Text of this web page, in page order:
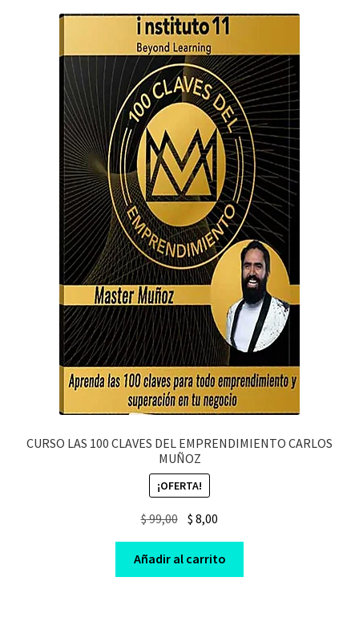
CURSO LAS 100 CLAVES DEL EMPRENDIMIENTO CARLOS
MUÑOZ
¡OFERTA!
$99,00 Original
was:
$ 99,00.
$ 8,00
is:
$ 8,00.
Añadir al carrito